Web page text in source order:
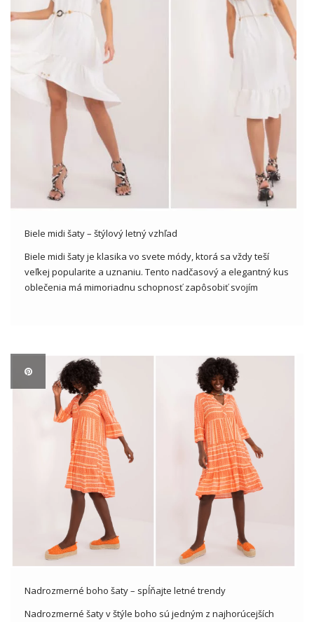
Biele midi šaty – štýlový letný vzhľad
Biele midi šaty je klasika vo svete módy, ktorá sa vždy teší
veľkej popularite a uznaniu. Tento nadčasový a elegantný kus
oblečenia má mimoriadnu schopnosť zapôsobiť svojím
Nadrozmerné boho šaty – spĺňajte letné trendy
Nadrozmerné šaty v štýle boho sú jedným z najhorúcejších